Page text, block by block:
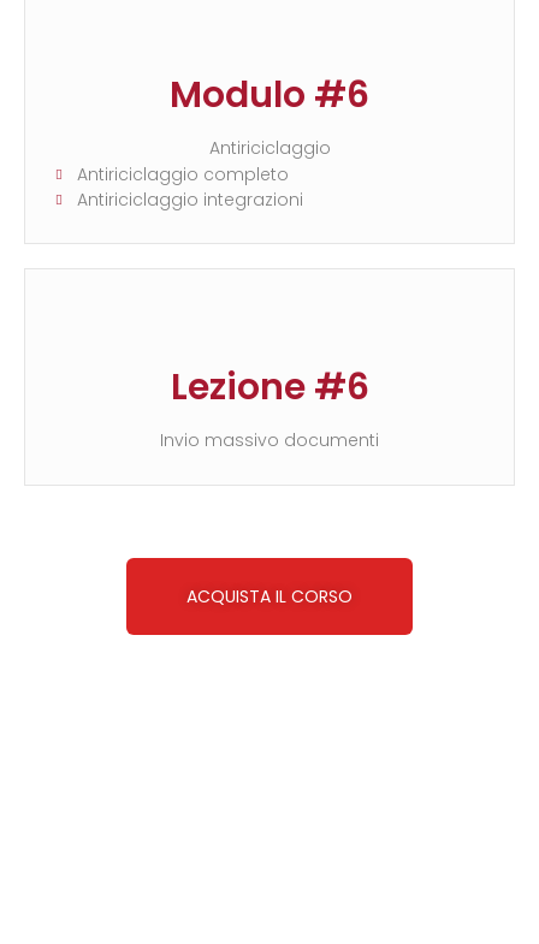
Modulo #6
Antiriciclaggio
Antiriciclaggio completo
Antiriciclaggio integrazioni
Lezione #6
Invio massivo documenti
ACQUISTA IL CORSO